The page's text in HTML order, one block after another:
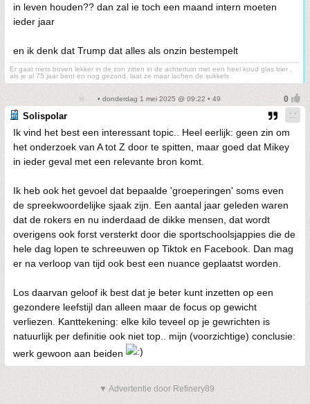
in leven houden?? dan zal ie toch een maand intern moeten
ieder jaar
en ik denk dat Trump dat alles als onzin bestempelt
Er gaat niets boven lekker in de zon zitten in de achtertuin met een heel koud glas bier ,
als je al 75 jaar bent en nog gezond, laat ze maar lachen de sukkels
• donderdag 1 mei 2025 @ 09:22 • 49
Solispolar
Ik vind het best een interessant topic.. Heel eerlijk: geen zin om
het onderzoek van A tot Z door te spitten, maar goed dat Mikey
in ieder geval met een relevante bron komt.
Ik heb ook het gevoel dat bepaalde 'groeperingen' soms even
de spreekwoordelijke sjaak zijn. Een aantal jaar geleden waren
dat de rokers en nu inderdaad de dikke mensen, dat wordt
overigens ook forst versterkt door die sportschoolsjappies die de
hele dag lopen te schreeuwen op Tiktok en Facebook. Dan mag
er na verloop van tijd ook best een nuance geplaatst worden.
Los daarvan geloof ik best dat je beter kunt inzetten op een
gezondere leefstijl dan alleen maar de focus op gewicht
verliezen. Kanttekening: elke kilo teveel op je gewrichten is
natuurlijk per definitie ook niet top.. mijn (voorzichtige) conclusie:
werk gewoon aan beiden
▼ Advertentie door Refinery89